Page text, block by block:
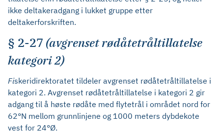
ikke deltakeradgang i lukket gruppe etter
deltakerforskriften.
§ 2-27 (avgrenset rødåtetråltillatelse
kategori 2)
Fiskeridirektoratet tildeler avgrenset rødåtetråltillatelse i
kategori 2. Avgrenset rødåtetråltillatelse i kategori 2 gir
adgang til å høste rødåte med flytetrål i området nord for
62°N mellom grunnlinjene og 1000 meters dybdekote
vest for 24°Ø.